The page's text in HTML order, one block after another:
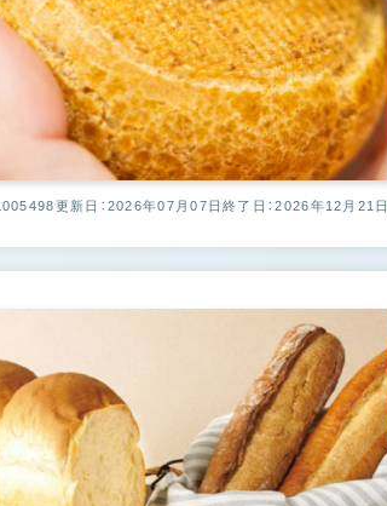
更新日：2026年07月07日終了日：2026年12月21日